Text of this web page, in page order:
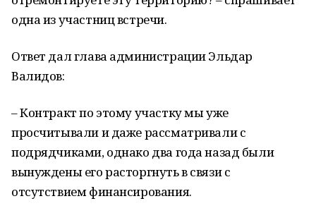
одна из участниц встречи.
Ответ дал глава администрации Эльдар
Валидов:
– Контракт по этому участку мы уже
просчитывали и даже рассматривали с
подрядчиками, однако два года назад были
вынуждены его расторгнуть в связи с
отсутствием финансирования.